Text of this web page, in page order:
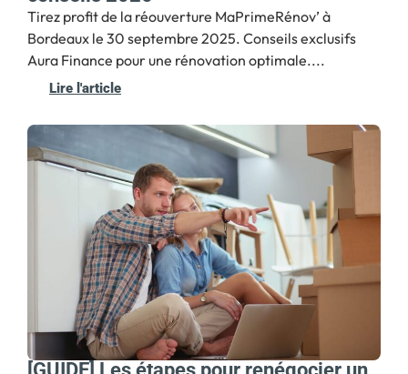
Tirez profit de la réouverture MaPrimeRénov’ à
Bordeaux le 30 septembre 2025. Conseils exclusifs
Aura Finance pour une rénovation optimale....
Lire l'article